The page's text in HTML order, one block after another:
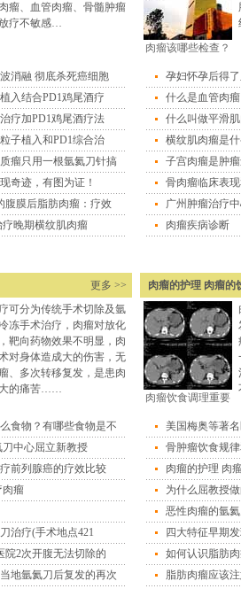
瘤、血管肉瘤、骨髓肿瘤
疗不敏感…
消融 彻底杀死癌细胞
入结合PD1鸡尾酒疗
疗加PD1鸡尾酒疗法
子植入和PD1综合治
瘤只用一根氩氦刀针搞
奇迹，有图为证！
腹膜后脂肪肉瘤：疗效
疗晚期横纹肌肉瘤
肉瘤该哪些检查？
孕妇怀孕后得
什么是血管肉
什么叫做平滑
横纹肌肉瘤是
子宫肉瘤是肿
骨肉瘤临床表
广州肿瘤治疗
肉瘤疾病诊断
更多 >>
可分为传统手术切除及氩
冻手术治疗，肉瘤对放化
靶向药物效果不明显，肉
对身体造成大的伤害，无
、多次转移复发，是患肉
的痛苦……
食物？有哪些食物是不
中心屈立新教授
前列腺癌的疗效比较
肉瘤
治疗(手术地点421
院2次开腹无法切除的
地氩氦刀后复发的再次
肉瘤的护理 肉瘤的
肉瘤饮食调理重要
美国梅奥等著
骨肿瘤饮食规
肉瘤的护理 肉
为什么屈教授
恶性肉瘤的氩
四大特征早期
如何认识脂肪
脂肪肉瘤应该